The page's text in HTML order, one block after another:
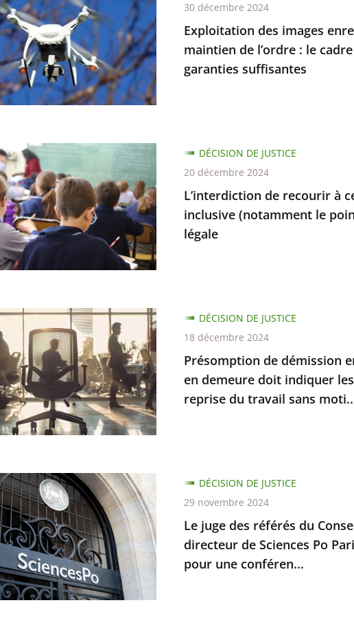
Exploitation des images
maintien de l’ordre : le
garanties suffisantes
30 décembre 2024
L’interdiction de recourir à
inclusive (notamment le
légale
DÉCISION DE JUSTICE
20 décembre 2024
Présomption de démission
en demeure doit indiquer
reprise du travail sans
DÉCISION DE JUSTICE
18 décembre 2024
Le juge des référés du
directeur de Sciences Po
pour une conféren...
DÉCISION DE JUSTICE
29 novembre 2024